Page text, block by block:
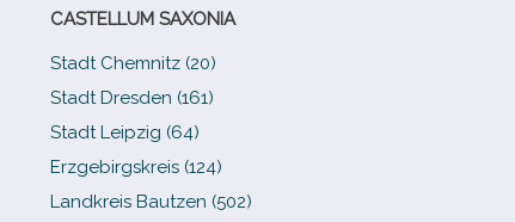
CASTELLUM SAXONIA
Stadt Chemnitz (20)
Stadt Dresden (161)
Stadt Leipzig (64)
Erzgebirgskreis (124)
Landkreis Bautzen (502)